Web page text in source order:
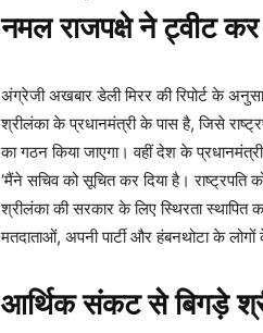
नमल राजपक्षे ने ट्वीट
अंग्रेजी अखबार डेली मिरर की रिपोर्ट के
श्रीलंका के प्रधानमंत्री के पास है, जिसे
का गठन किया जाएगा। वहीं देश के
‘मैंने सचिव को सूचित कर दिया है। राष्ट्रपति
श्रीलंका की सरकार के लिए स्थिरता
मतदाताओं, अपनी पार्टी और हंबनथोटा के लोगों
आर्थिक संकट से बिगड़े